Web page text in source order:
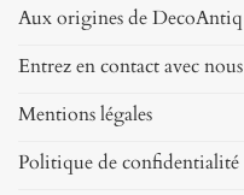
Aux origines de DecoAntiq
Entrez en contact avec nous
Mentions légales
Politique de confidentialité